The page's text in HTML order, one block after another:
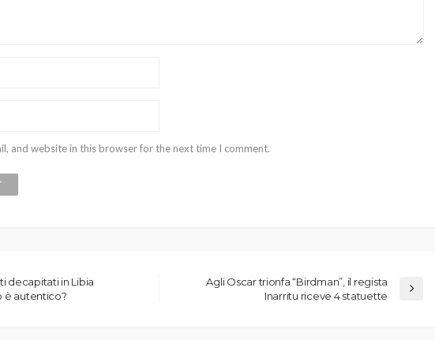
and website in this browser for the next time I comment.
decapitati in Libia
è autentico?
Agli Oscar trionfa “Birdman”, il regista
Inarritu riceve 4 statuette